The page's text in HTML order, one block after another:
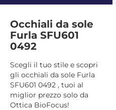
Occhiali da sole
Furla SFU601
0492
Scegli il tuo stile e scopri
gli occhiali da sole Furla
SFU601 0492 , tuoi al
miglior prezzo solo da
Ottica BioFocus!